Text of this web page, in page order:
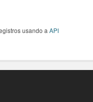
usando a API